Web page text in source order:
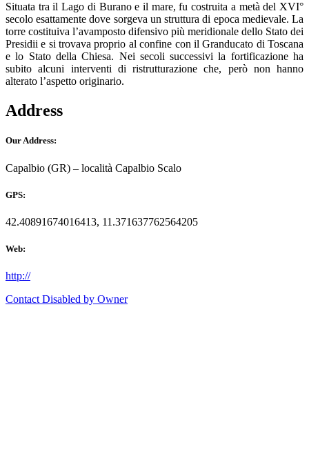
Situata tra il Lago di Burano e il mare, fu costruita a metà del XVI°
secolo esattamente dove sorgeva un struttura di epoca medievale. La
torre costituiva l’avamposto difensivo più meridionale dello Stato dei
Presidii e si trovava proprio al confine con il Granducato di Toscana
e lo Stato della Chiesa. Nei secoli successivi la fortificazione ha
subito alcuni interventi di ristrutturazione che, però non hanno
alterato l’aspetto originario.
Address
Our Address:
Capalbio (GR) – località Capalbio Scalo
GPS:
42.40891674016413, 11.371637762564205
Web:
http://
Contact Disabled by Owner